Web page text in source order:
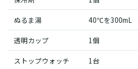
ぬるま湯 40℃を300mL
透明カップ 1個
ストップウォッチ 1台